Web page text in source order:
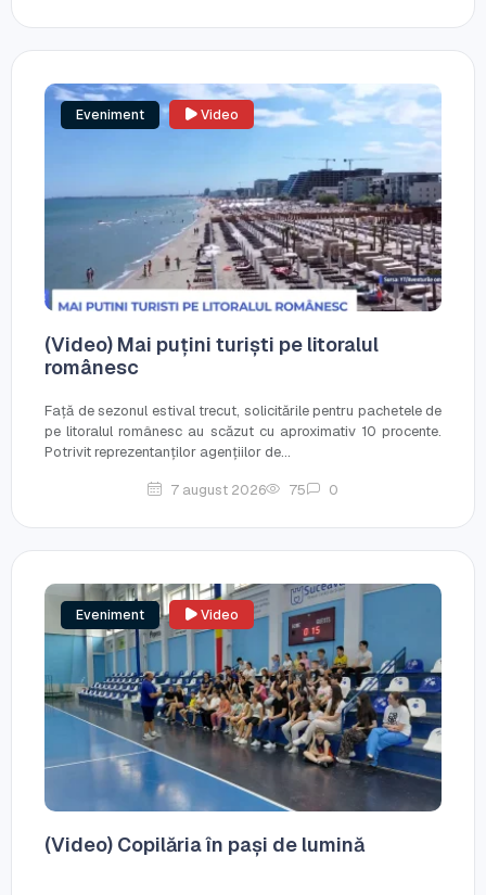
Eveniment Video
(Video) Mai puțini turiști pe litoralul
românesc
Față de sezonul estival trecut, solicitările pentru pachetele de
pe litoralul românesc au scăzut cu aproximativ 10 procente.
Potrivit reprezentanților agențiilor de...
7 august 2026 75 0
Eveniment Video
(Video) Copilăria în pași de lumină